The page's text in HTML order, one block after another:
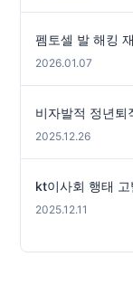
펨토셀 발 해킹
2026.01.07
비자발적 정년퇴
2025.12.26
kt이사회 행태 고
2025.12.11